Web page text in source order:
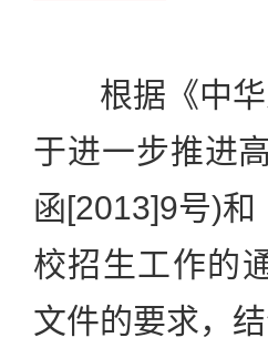
根据《中华
于进一步推进
函[2013]9号)
校招生工作的
文件的要求，